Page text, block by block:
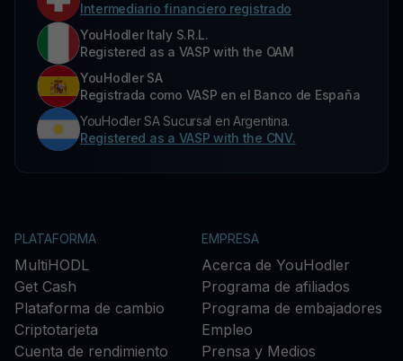
Intermediario financiero registrado
YouHodler Italy S.R.L.
Registered as a VASP with the OAM
YouHodler SA
Registrada como VASP en el Banco de España
YouHodler SA Sucursal en Argentina.
Registered as a VASP with the CNV.
PLATAFORMA
MultiHODL
Get Cash
Plataforma de cambio
Criptotarjeta
Cuenta de rendimiento
EMPRESA
Acerca de YouHodler
Programa de afiliados
Programa de embajadores
Empleo
Prensa y Medios